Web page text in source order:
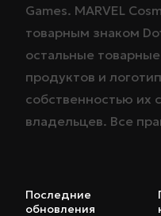
Games. MARVEL
товарным знаком
остальные
продуктов и
собственностью их
владельцев. Все
Последние
обновления